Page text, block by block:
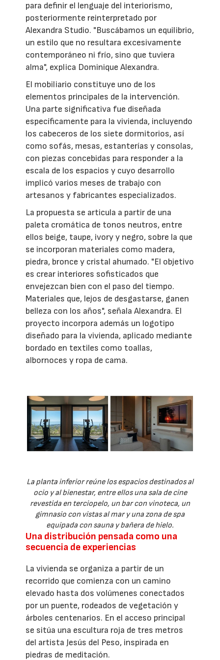
para definir el lenguaje del interiorismo,
posteriormente reinterpretado por
Alexandra Studio. "Buscábamos un equilibrio,
un estilo que no resultara excesivamente
contemporáneo ni frío, sino que tuviera
alma", explica Dominique Alexandra.
El mobiliario constituye uno de los
elementos principales de la intervención.
Una parte significativa fue diseñada
específicamente para la vivienda, incluyendo
los cabeceros de los siete dormitorios, así
como sofás, mesas, estanterías y consolas,
con piezas concebidas para responder a la
escala de los espacios y cuyo desarrollo
implicó varios meses de trabajo con
artesanos y fabricantes especializados.
La propuesta se articula a partir de una
paleta cromática de tonos neutros, entre
ellos beige, taupe, ivory y negro, sobre la que
se incorporan materiales como madera,
piedra, bronce y cristal ahumado. "El objetivo
es crear interiores sofisticados que
envejezcan bien con el paso del tiempo.
Materiales que, lejos de desgastarse, ganen
belleza con los años", señala Alexandra. El
proyecto incorpora además un logotipo
diseñado para la vivienda, aplicado mediante
bordado en textiles como toallas,
albornoces y ropa de cama.
La planta inferior reúne los espacios destinados al
ocio y al bienestar, entre ellos una sala de cine
revestida en terciopelo, un bar con vinoteca, un
gimnasio con vistas al mar y una zona de spa
equipada con sauna y bañera de hielo.
Una distribución pensada como una
secuencia de experiencias
La vivienda se organiza a partir de un
recorrido que comienza con un camino
elevado hasta dos volúmenes conectados
por un puente, rodeados de vegetación y
árboles centenarios. En el acceso principal
se sitúa una escultura roja de tres metros
del artista Jesús del Peso, inspirada en
piedras de meditación.